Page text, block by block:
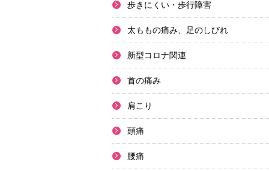
歩きにくい・歩行障害
太ももの痛み、足のしびれ
新型コロナ関連
首の痛み
肩こり
頭痛
腰痛